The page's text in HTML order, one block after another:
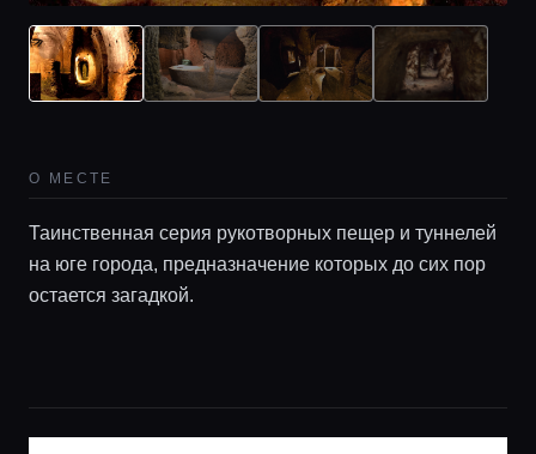
Главная
Гиды
Консьерж сервис
О МЕСТЕ
Таинственная серия рукотворных пещер и туннелей
на юге города, предназначение которых до сих пор
остается загадкой.